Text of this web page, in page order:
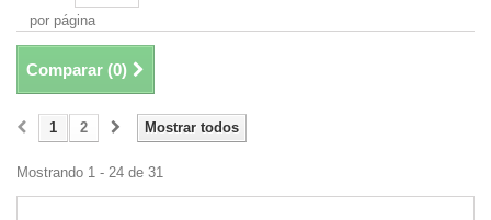
por página
Comparar (0)
Mostrar todos
1 2
Mostrando 1 - 24 de 31